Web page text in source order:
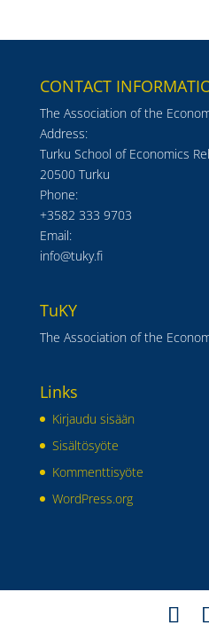
CONTACT
The Association of the
Address:
Turku School of Economics
20500 Turku
Phone:
+3582 333 9703
Email:
info@tuky.fi
TuKY
The Association of the
Links
Kirjaudu sisään
Sisältösyöte
Kommenttisyöte
WordPress.org